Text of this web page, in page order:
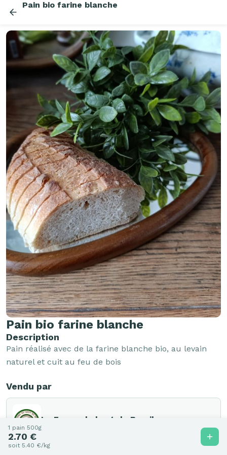
Pain bio farine blanche
Pain bio farine blanche
Description
Pain réalisé avec de la farine blanche bio, au levain
naturel et cuit au feu de bois
Vendu par
La Ferme du bout du Breuil
1 pain 500g
2.70 €
soit 5.40 €/kg